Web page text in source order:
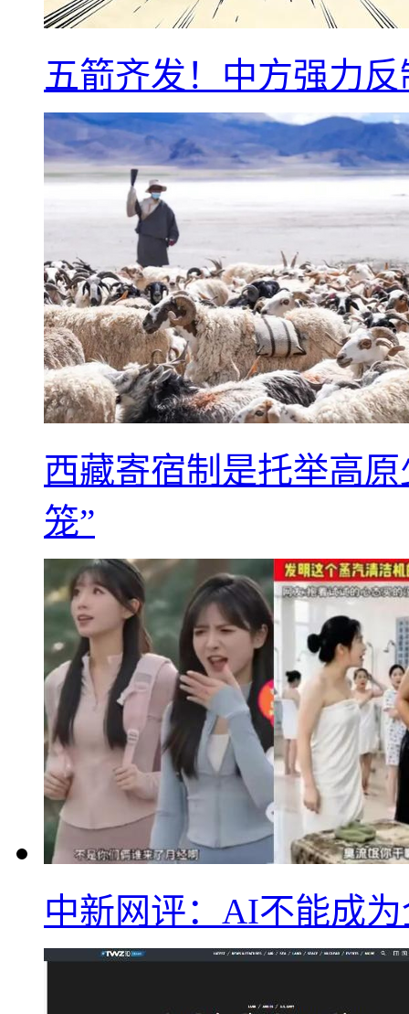
五箭齐发！中方强力
西藏寄宿制是托举高
笼”
中新网评：AI不能成